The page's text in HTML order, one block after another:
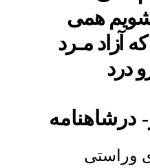
همی
آزاد مـرد
درد
درشاهنامه
وراستی